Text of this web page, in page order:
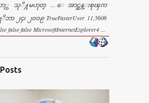
ာ္က သုိ႔မဟုတ္ ... ေအာင္ဆန္းစုၾက
၂၄၊ ၂၀၀၉ TrueFasterUser 11.5606
false false MicrosoftInternetExplorer4 ...